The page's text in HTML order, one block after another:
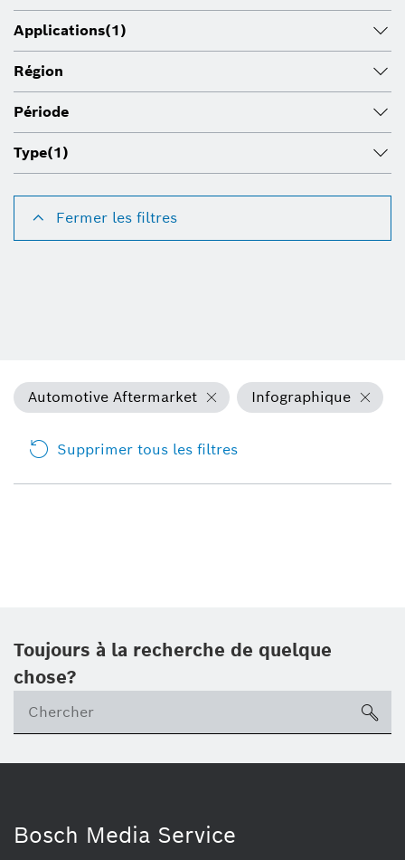
Applications(1)
Région
Période
Type(1)
Fermer les filtres
Automotive Aftermarket Infographique
Supprimer tous les filtres
Toujours à la recherche de quelque
chose?
Bosch Media Service